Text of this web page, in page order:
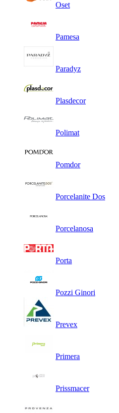
Oset
Pamesa
Paradyz
Plasdecor
Polimat
Pomdor
Porcelanite Dos
Porcelanosa
Porta
Pozzi Ginori
Prevex
Primera
Prissmacer